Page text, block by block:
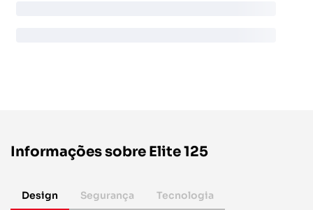
Informações sobre Elite 125
Design Segurança Tecnologia